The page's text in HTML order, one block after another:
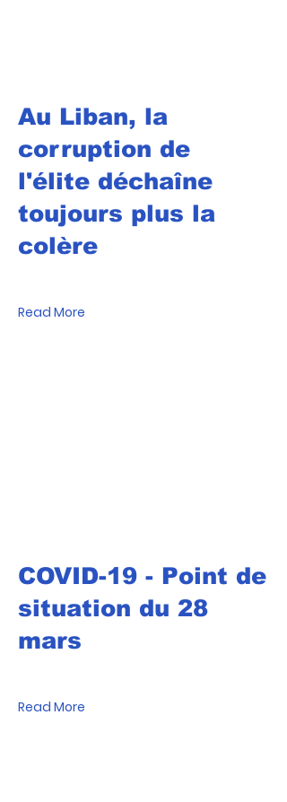
Au Liban, la
corruption de
l'élite déchaîne
toujours plus la
colère
Read More
COVID-19 - Point de
situation du 28
mars
Read More